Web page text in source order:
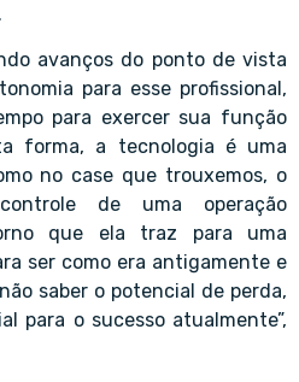
avanços do ponto de vista
para esse profissional,
para exercer sua função
forma, a tecnologia é uma
no case que trouxemos, o
de uma operação
que ela traz para uma
ser como era antigamente e
saber o potencial de perda,
para o sucesso atualmente”,